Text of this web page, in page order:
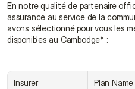
En notre qualité de partenaire
assurance au service de la
avons sélectionné pour vous les
disponibles au Cambodge* :
Insurer Plan Name